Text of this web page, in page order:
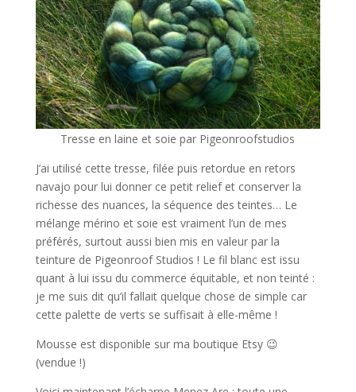
Tresse en laine et soie par Pigeonroofstudios
J’ai utilisé cette tresse, filée puis retordue en retors
navajo pour lui donner ce petit relief et conserver la
richesse des nuances, la séquence des teintes… Le
mélange mérino et soie est vraiment l’un de mes
préférés, surtout aussi bien mis en valeur par la
teinture de Pigeonroof Studios ! Le fil blanc est issu
quant à lui issu du commerce équitable, et non teinté :
je me suis dit qu’il fallait quelque chose de simple car
cette palette de verts se suffisait à elle-même !
Mousse est disponible sur ma boutique Etsy 😉
(vendue !)